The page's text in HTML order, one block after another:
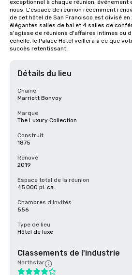
exceptionnel à chaque réunion,
nous. L'espace de réunion récemment
de cet hôtel de San Francisco est divisé
élégantes salles de bal et 4 salles de
s'agisse de réunions d'affaires intimes ou
échelle, le Palace Hotel veillera à ce que
succès retentissant.
Détails du lieu
Chaîne
Marriott Bonvoy
Marque
The Luxury Collection
Construit
1875
Rénové
2019
Espace total de la réunion
45 000 pi. ca.
Chambres d'invités
556
Type de lieu
Hôtel de luxe
Classements de l'industrie
Northstar